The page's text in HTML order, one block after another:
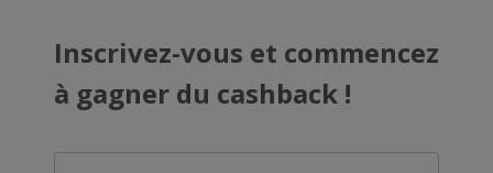
Inscrivez-vous et commencez
à gagner du cashback !